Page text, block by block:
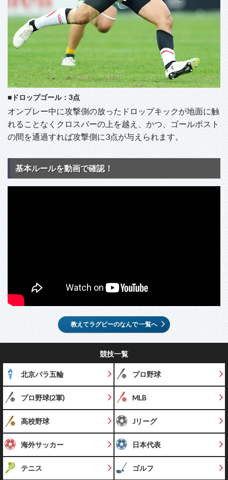
■ドロップゴール：3点
オンプレー中に攻撃側の放ったドロップキックが地面に触
れることなくクロスバーの上を越え、かつ、ゴールポスト
の間を通過すれば攻撃側に3点が与えられます。
基本ルールを動画で確認！
教えてラグビーのなんで 一覧へ
競技一覧
北京パラ五輪 プロ野球
プロ野球(2軍) MLB
高校野球 Jリーグ
海外サッカー 日本代表
テニス ゴルフ